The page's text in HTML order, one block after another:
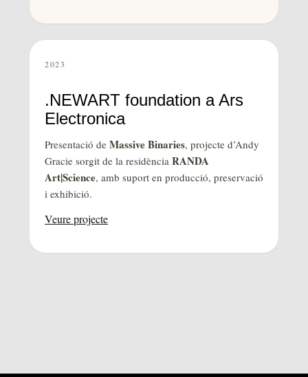
2023
.NEWART foundation a Ars
Electronica
Presentació de Massive Binaries, projecte d’Andy
Gracie sorgit de la residència RANDA
Art|Science, amb suport en producció, preservació
i exhibició.
Veure projecte